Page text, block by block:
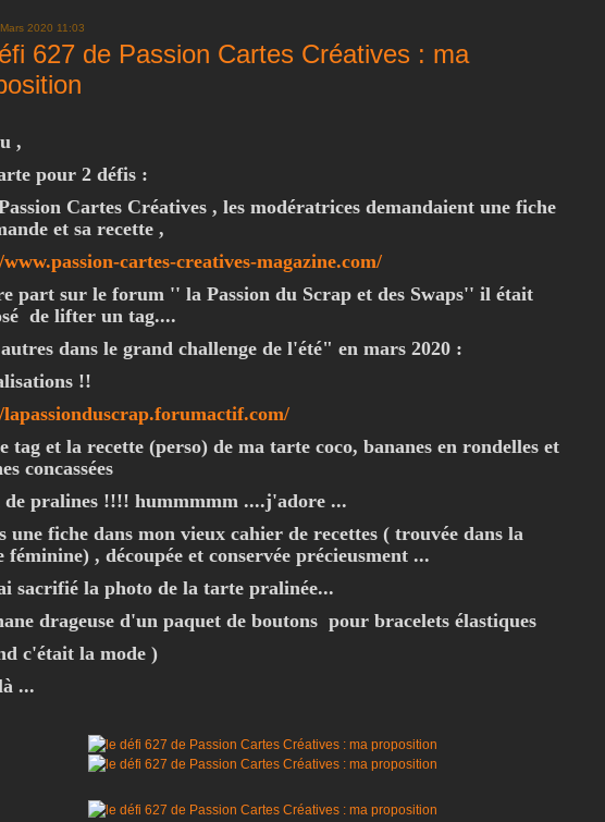
2020 11:03
627 de Passion Cartes Créatives : ma
,
pour 2 défis :
Cartes Créatives , les modératrices demandaient une fiche
et sa recette ,
cartes-creatives-magazine.com/
part sur le forum '' la Passion du Scrap et des Swaps'' il était
de lifter un tag....
dans le grand challenge de l'été" en mars 2020 :
!!
tag et la recette (perso) de ma tarte coco, bananes en rondelles et
concassées
de pralines !!!! hummmmm ....j'adore ...
une fiche dans mon vieux cahier de recettes ( trouvée dans la
féminine) , découpée et conservée précieusment ...
sacrifié la photo de la tarte pralinée...
drageuse d'un paquet de boutons pour bracelets élastiques
c'était la mode )
...